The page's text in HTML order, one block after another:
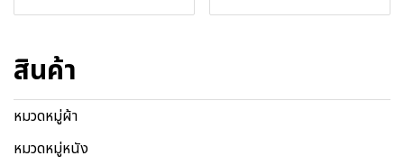
สินค้า
หมวดหมู่ผ้า
หมวดหมู่หนัง